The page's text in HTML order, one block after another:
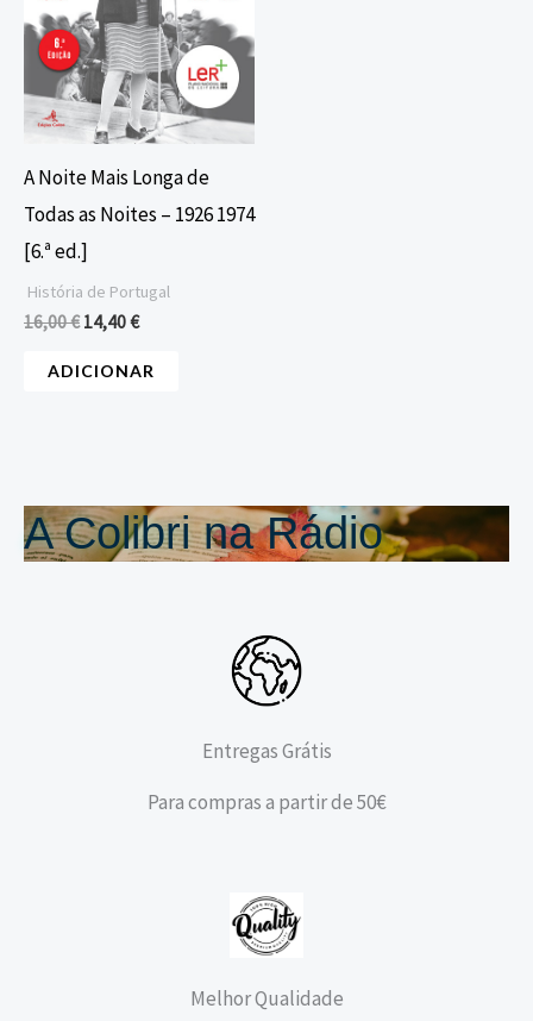
A Noite Mais Longa de
Todas as Noites – 1926 1974
[6.ª ed.]
História de Portugal
16,00€ 14,40€
ADICIONAR
A Colibri na Rádio
Entregas Grátis
Para compras a partir de 50€
Melhor Qualidade